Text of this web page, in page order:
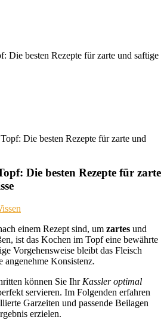
Die besten Rezepte für zarte und
Die besten Rezepte für zarte
einem Rezept sind, um zartes und
ist das Kochen im Topf eine bewährte
Vorgehensweise bleibt das Fleisch
angenehme Konsistenz.
können Sie Ihr Kassler optimal
servieren. Im Folgenden erfahren
Garzeiten und passende Beilagen
erzielen.